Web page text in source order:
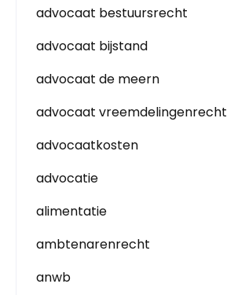
advocaat bestuursrecht
advocaat bijstand
advocaat de meern
advocaat vreemdelingenrecht
advocaatkosten
advocatie
alimentatie
ambtenarenrecht
anwb